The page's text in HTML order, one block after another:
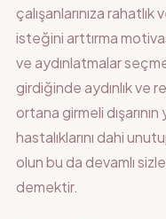
çalışanlarınıza
isteğini arttırma
ve aydınlatmalar
girdiğinde aydınlık ve
ortana girmeli
hastalıklarını dahi
olun bu da devamlı
demektir.